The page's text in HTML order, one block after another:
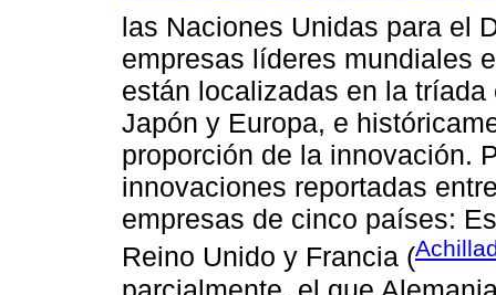
las Naciones Unidas para el
empresas líderes mundiales
están localizadas en la
Japón y Europa, e
proporción de la innovación.
innovaciones reportadas
empresas de cinco países:
Reino Unido y Francia (